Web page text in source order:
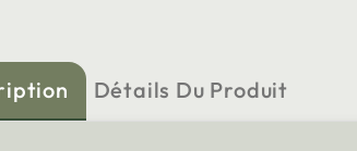
Détails Du Produit